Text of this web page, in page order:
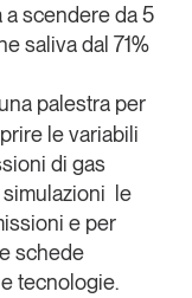
scendere da 5
saliva dal 71%
palestra per
le variabili
di gas
le
e per
schede
tecnologie.